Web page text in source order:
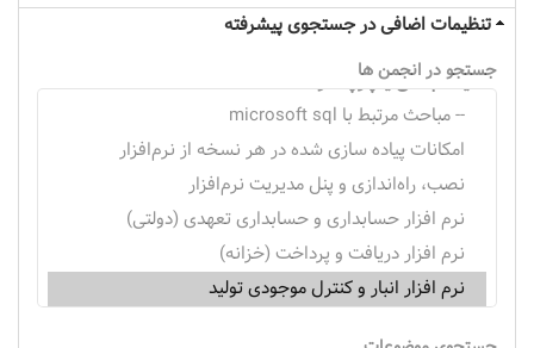
تنظیمات اضافی در جستجوی پیشرفته
جستجو در انجمن ها